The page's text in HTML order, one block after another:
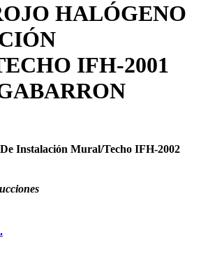
HALÓGENO
IFH-2001
Instalación Mural/Techo IFH-2002